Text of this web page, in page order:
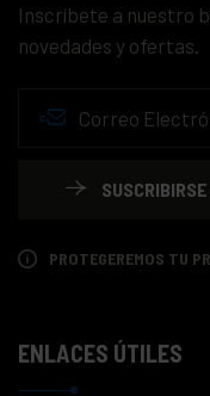
Inscríbete a nuestro
novedades y ofertas.
SUSCRIBIRSE
PROTEGEREMOS TU
ENLACES ÚTILES